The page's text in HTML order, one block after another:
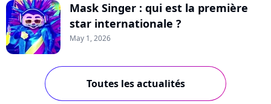
Mask Singer : qui est la première
star internationale ?
May 1, 2026
Toutes les actualités